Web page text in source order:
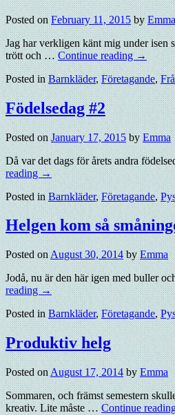
Posted on February 11, 2015 by Emma
Jag har verkligen känt mig under isen
trött och …Continue reading→
Posted in Barnkläder,Företagande,
Födelsedag #2
Posted on January 17, 2015 by Emma
Då var det dags för årets andra
reading→
Posted in Barnkläder,Företagande,
Helgen kom så
Posted on August 30, 2014 by Emma
Jodå, nu är den här igen med buller
reading→
Posted in Barnkläder,Företagande,
Produktiv helg
Posted onAugust 17, 2014 by Emma
Sommaren, och främst semestern
kreativ. Lite måste …Continue